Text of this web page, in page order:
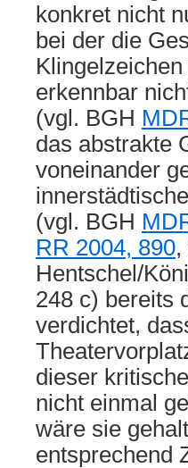
konkret nicht
bei der die
erkennbar
(vgl. BGH
das abstrakte
voneinander
(vgl. BGH
RR 2004, 890,
Hentschel/
248 c) bereits
verdichtet,
dieser
nicht einmal
wäre sie
entsprechend